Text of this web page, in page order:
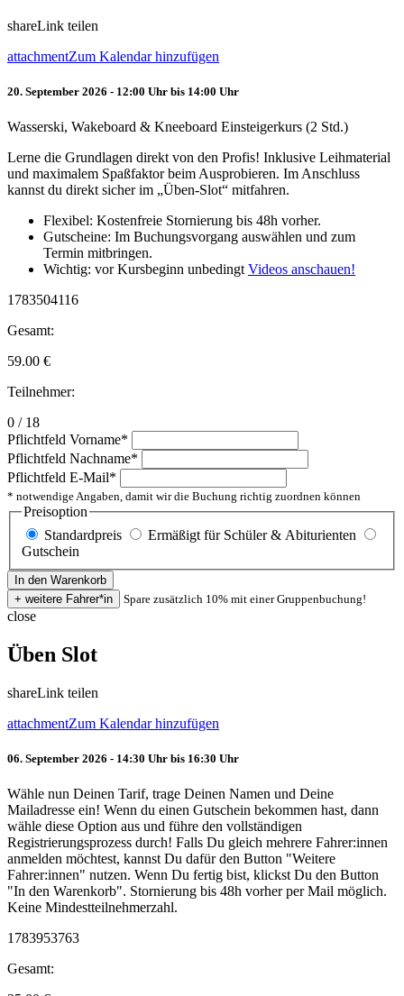
shareLink teilen
attachmentZum Kalendar hinzufügen
20. September 2026 - 12:00 Uhr bis 14:00 Uhr
Wasserski, Wakeboard & Kneeboard Einsteigerkurs (2 Std.)
Lerne die Grundlagen direkt von den Profis! Inklusive Leihmaterial
und maximalem Spaßfaktor beim Ausprobieren. Im Anschluss
kannst du direkt sicher im „Üben-Slot“ mitfahren.
Flexibel: Kostenfreie Stornierung bis 48h vorher.
Gutscheine: Im Buchungsvorgang auswählen und zum
Termin mitbringen.
Wichtig: vor Kursbeginn unbedingt Videos anschauen!
1783504116
Gesamt:
59.00 €
Teilnehmer:
0 / 18
Pflichtfeld Vorname*
Pflichtfeld Nachname*
Pflichtfeld E-Mail*
* notwendige Angaben, damit wir die Buchung richtig zuordnen können
Preisoption
Standardpreis
Ermäßigt für Schüler & Abiturienten
Gutschein
Spare zusätzlich 10% mit einer Gruppenbuchung!
close
Üben Slot
shareLink teilen
attachmentZum Kalendar hinzufügen
06. September 2026 - 14:30 Uhr bis 16:30 Uhr
Wähle nun Deinen Tarif, trage Deinen Namen und Deine
Mailadresse ein! Wenn du einen Gutschein bekommen hast, dann
wähle diese Option aus und führe den vollständigen
Registrierungsprozess durch! Falls Du gleich mehrere Fahrer:innen
anmelden möchtest, kannst Du dafür den Button "Weitere
Fahrer:innen" nutzen. Wenn Du fertig bist, klickst Du den Button
"In den Warenkorb". Stornierung bis 48h vorher per Mail möglich.
Keine Mindestteilnehmerzahl.
1783953763
Gesamt: